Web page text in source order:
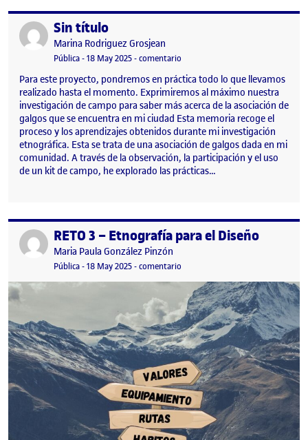
Publicado porSin título
Publicado por
Marina Rodriguez Grosjean
Visibilidad:
Pública-Fecha de publicación
18 May 2025-comentario
Para este proyecto, pondremos en práctica todo lo que llevamos
realizado hasta el momento. Exprimiremos al máximo nuestra
investigación de campo para saber más acerca de la asociación de
galgos que se encuentra en mi ciudad Esta memoria recoge el
proceso y los aprendizajes obtenidos durante mi investigación
etnográfica. Esta se trata de una asociación de galgos dada en mi
comunidad. A través de la observación, la participación y el uso
de un kit de campo, he explorado las prácticas…
Publicado porRETO 3 – Etnografía para el Diseño
Publicado por
Maria Paula González Pinzón
Visibilidad:
Pública-Fecha de publicación
18 May 202518 mayo, 2025 11:25 pm
-comentario